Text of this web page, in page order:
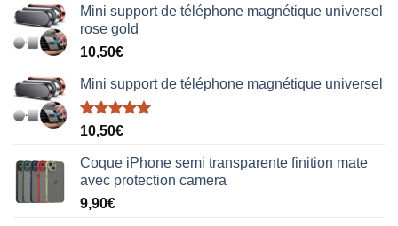
Mini support de téléphone magnétique universel
rose gold
10,50€
Mini support de téléphone magnétique universel
Note5.00
10,50€
Coque iPhone semi transparente finition mate
avec protection camera
9,90€